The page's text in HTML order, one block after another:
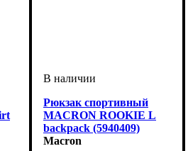
Рюкзак спортивный
MACRON ROOKIE L
backpack (5940409)
Macron